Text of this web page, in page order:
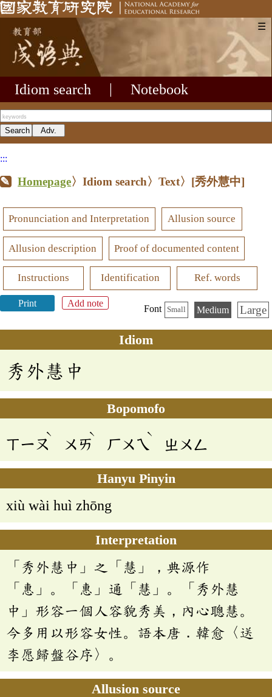
☰
Idiom search Notebook
:::
Homepage〉Idiom search〉Text〉 [秀外慧中]
Pronunciation and Interpretation Allusion source
Allusion description Proof of documented content
Instructions Identification Ref. words
Print Add note
Font Small Medium Large
Idiom
秀外慧中
Bopomofo
ㄒㄧㄡ
ˋ
ㄨㄞ
ˋ
ㄏㄨㄟ
ˋ
ㄓㄨㄥ
Hanyu Pinyin
xiù wài huì zhōng
Interpretation
「秀外慧中」之「慧」，典源作
「惠」。「惠」通「慧」。「秀外慧
中」形容一個人容貌秀美，內心聰慧。
今多用以形容女性。語本唐．韓愈〈送
李愿歸盤谷序〉。
Allusion source